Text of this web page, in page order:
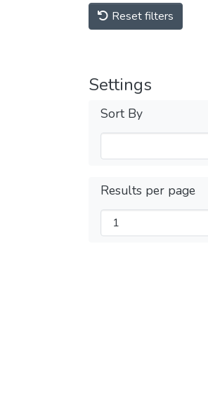
Reset filters
Settings
Sort By
Results per page